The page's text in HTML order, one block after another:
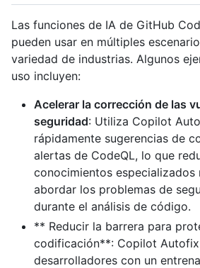
Las funciones de IA de GitHub
pueden usar en múltiples
variedad de industrias. Algunos
uso incluyen:
Acelerar la corrección de las
seguridad: Utiliza Copilot
rápidamente sugerencias de
alertas de CodeQL, lo que
conocimientos especializados
abordar los problemas de
durante el análisis de código.
** Reducir la barrera para
codificación**: Copilot
desarrolladores con un